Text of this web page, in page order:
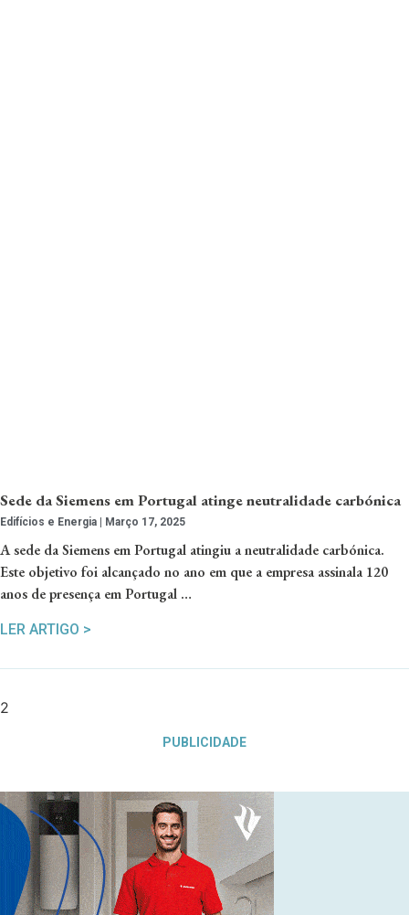
Sede da Siemens em Portugal atinge neutralidade carbónica
Edifícios e Energia Março 17, 2025
A sede da Siemens em Portugal atingiu a neutralidade carbónica.
Este objetivo foi alcançado no ano em que a empresa assinala 120
anos de presença em Portugal …
LER ARTIGO >
PUBLICIDADE